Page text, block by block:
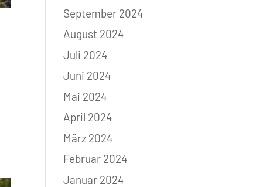
September 2024
August 2024
Juli 2024
Juni 2024
Mai 2024
April 2024
März 2024
Februar 2024
Januar 2024